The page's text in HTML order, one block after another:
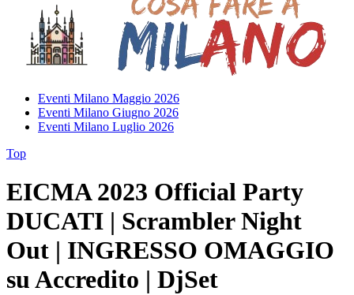
Eventi Milano Maggio 2026
Eventi Milano Giugno 2026
Eventi Milano Luglio 2026
Top
EICMA 2023 Official Party
DUCATI | Scrambler Night
Out | INGRESSO OMAGGIO
su Accredito | DjSet